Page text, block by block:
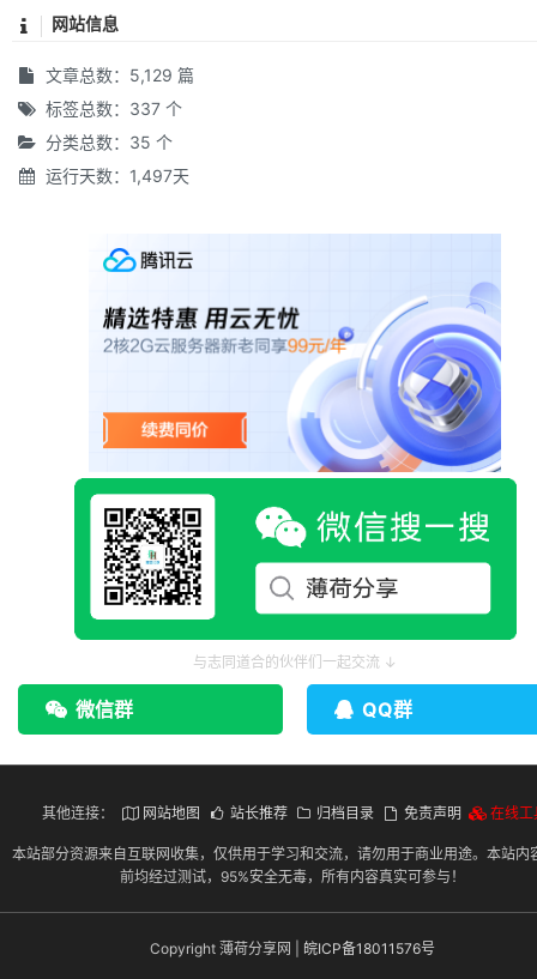
网站信息
文章总数：5,129 篇
标签总数：337 个
分类总数：35 个
运行天数：1,497天
与志同道合的伙伴们一起交流 ↓
微信群 QQ群
其他连接： 网站地图 站长推荐 归档目录 免责声明 在线工
本站部分资源来自互联网收集，仅供用于学习和交流，请勿用于商业用途。本站内
前均经过测试，95%安全无毒，所有内容真实可参与！
Copyright 薄荷分享网 | 皖ICP备18011576号